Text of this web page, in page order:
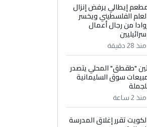
إيطالي يرفض إنزال
الفلسطيني ويخسر
من رجال أعمال
منذ 28 دقيقة
"طقطق" المحلي يتصدر
سوق السليمانية
منذ 2 ساعة
تقرر إغلاق المدرسة